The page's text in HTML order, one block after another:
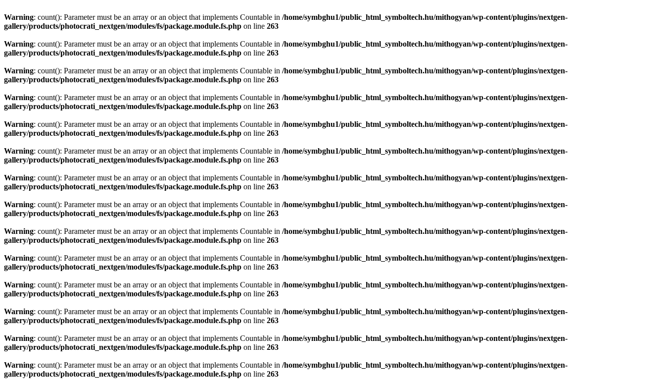
Warning: count(): Parameter must be an array or an object that implements Countable in /home/symbghu1/public_html_symboltech.hu/mithogyan/wp-content/plugins/nextgen-
gallery/products/photocrati_nextgen/modules/fs/package.module.fs.php on line 263
Warning: count(): Parameter must be an array or an object that implements Countable in /home/symbghu1/public_html_symboltech.hu/mithogyan/wp-content/plugins/nextgen-
gallery/products/photocrati_nextgen/modules/fs/package.module.fs.php on line 263
Warning: count(): Parameter must be an array or an object that implements Countable in /home/symbghu1/public_html_symboltech.hu/mithogyan/wp-content/plugins/nextgen-
gallery/products/photocrati_nextgen/modules/fs/package.module.fs.php on line 263
Warning: count(): Parameter must be an array or an object that implements Countable in /home/symbghu1/public_html_symboltech.hu/mithogyan/wp-content/plugins/nextgen-
gallery/products/photocrati_nextgen/modules/fs/package.module.fs.php on line 263
Warning: count(): Parameter must be an array or an object that implements Countable in /home/symbghu1/public_html_symboltech.hu/mithogyan/wp-content/plugins/nextgen-
gallery/products/photocrati_nextgen/modules/fs/package.module.fs.php on line 263
Warning: count(): Parameter must be an array or an object that implements Countable in /home/symbghu1/public_html_symboltech.hu/mithogyan/wp-content/plugins/nextgen-
gallery/products/photocrati_nextgen/modules/fs/package.module.fs.php on line 263
Warning: count(): Parameter must be an array or an object that implements Countable in /home/symbghu1/public_html_symboltech.hu/mithogyan/wp-content/plugins/nextgen-
gallery/products/photocrati_nextgen/modules/fs/package.module.fs.php on line 263
Warning: count(): Parameter must be an array or an object that implements Countable in /home/symbghu1/public_html_symboltech.hu/mithogyan/wp-content/plugins/nextgen-
gallery/products/photocrati_nextgen/modules/fs/package.module.fs.php on line 263
Warning: count(): Parameter must be an array or an object that implements Countable in /home/symbghu1/public_html_symboltech.hu/mithogyan/wp-content/plugins/nextgen-
gallery/products/photocrati_nextgen/modules/fs/package.module.fs.php on line 263
Warning: count(): Parameter must be an array or an object that implements Countable in /home/symbghu1/public_html_symboltech.hu/mithogyan/wp-content/plugins/nextgen-
gallery/products/photocrati_nextgen/modules/fs/package.module.fs.php on line 263
Warning: count(): Parameter must be an array or an object that implements Countable in /home/symbghu1/public_html_symboltech.hu/mithogyan/wp-content/plugins/nextgen-
gallery/products/photocrati_nextgen/modules/fs/package.module.fs.php on line 263
Warning: count(): Parameter must be an array or an object that implements Countable in /home/symbghu1/public_html_symboltech.hu/mithogyan/wp-content/plugins/nextgen-
gallery/products/photocrati_nextgen/modules/fs/package.module.fs.php on line 263
Warning: count(): Parameter must be an array or an object that implements Countable in /home/symbghu1/public_html_symboltech.hu/mithogyan/wp-content/plugins/nextgen-
gallery/products/photocrati_nextgen/modules/fs/package.module.fs.php on line 263
Warning: count(): Parameter must be an array or an object that implements Countable in /home/symbghu1/public_html_symboltech.hu/mithogyan/wp-content/plugins/nextgen-
gallery/products/photocrati_nextgen/modules/fs/package.module.fs.php on line 263